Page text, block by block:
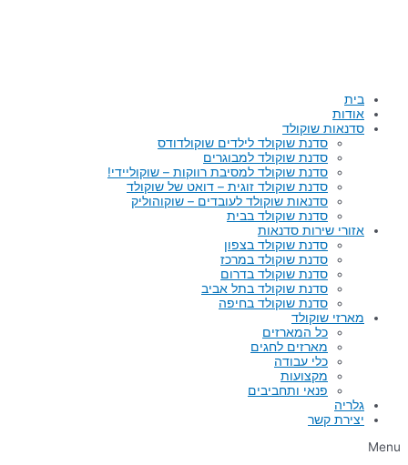
בית
אודות
סדנאות שוקולד
סדנת שוקולד לילדים שוקולדודס
סדנת שוקולד למבוגרים
סדנת שוקולד למסיבת רווקות – שוקוליידי!
סדנת שוקולד זוגית – דואט של שוקולד
סדנאות שוקולד לעובדים – שוקוהוליק
סדנת שוקולד בבית
אזורי שירות סדנאות
סדנת שוקולד בצפון
סדנת שוקולד במרכז
סדנת שוקולד בדרום
סדנת שוקולד בתל אביב
סדנת שוקולד בחיפה
מארזי שוקולד
כל המארזים
מארזים לחגים
כלי עבודה
מקצועות
פנאי ותחביבים
גלריה
יצירת קשר
Menu